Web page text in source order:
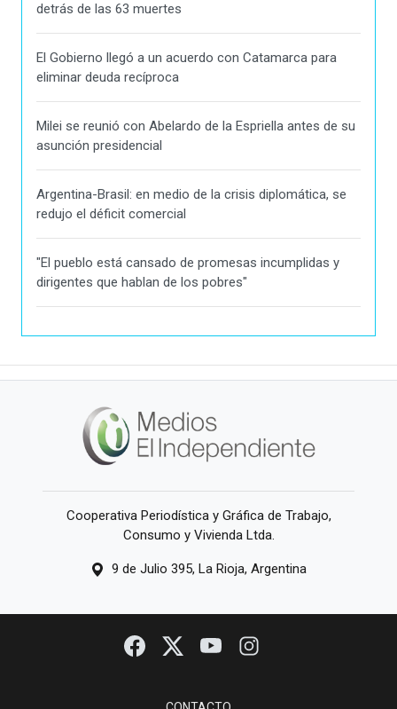
detrás de las 63 muertes
El Gobierno llegó a un acuerdo con Catamarca para
eliminar deuda recíproca
Milei se reunió con Abelardo de la Espriella antes de su
asunción presidencial
Argentina-Brasil: en medio de la crisis diplomática, se
redujo el déficit comercial
"El pueblo está cansado de promesas incumplidas y
dirigentes que hablan de los pobres"
Cooperativa Periodística y Gráfica de Trabajo,
Consumo y Vivienda Ltda.
9 de Julio 395, La Rioja, Argentina